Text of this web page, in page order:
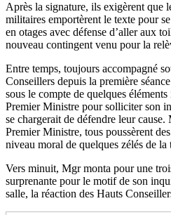
Après la signature, ils exigèrent que
militaires emportèrent le texte pour
en otages avec défense d’aller aux
nouveau contingent venu pour la
Entre temps, toujours accompagné
Conseillers depuis la première
sous le compte de quelques
Premier Ministre pour solliciter son
se chargerait de défendre leur
Premier Ministre, tous poussèrent
niveau moral de quelques zélés de la
Vers minuit, Mgr monta pour une
surprenante pour le motif de son
salle, la réaction des Hauts